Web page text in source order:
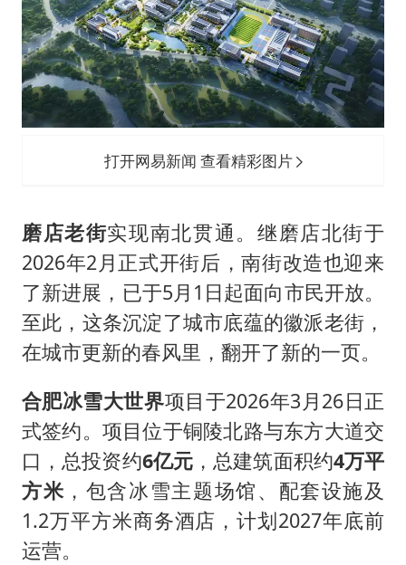
打开网易新闻 查看精彩图片
磨店老街实现南北贯通。继磨店北街于
2026年2月正式开街后，南街改造也迎来
了新进展，已于5月1日起面向市民开放。
至此，这条沉淀了城市底蕴的徽派老街，
在城市更新的春风里，翻开了新的一页。
合肥冰雪大世界项目于2026年3月26日正
式签约。项目位于铜陵北路与东方大道交
口，总投资约6亿元 ，总建筑面积约4万平
方米 ，包含冰雪主题场馆、配套设施及
1.2万平方米商务酒店，计划2027年底前
运营。